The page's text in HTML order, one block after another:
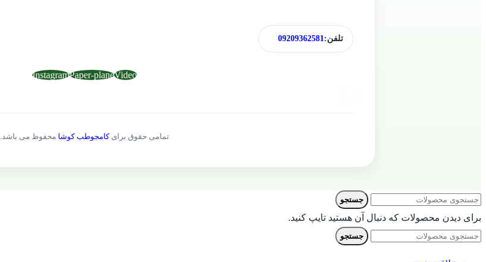
تلفن: 09209362581
Video
Paper-plane
Instagram
تمامی حقوق برایکامجوطب کوشا محفوظ می باشد.
جستجو
برای دیدن محصولات که دنبال آن هستید تایپ کنید.
جستجو